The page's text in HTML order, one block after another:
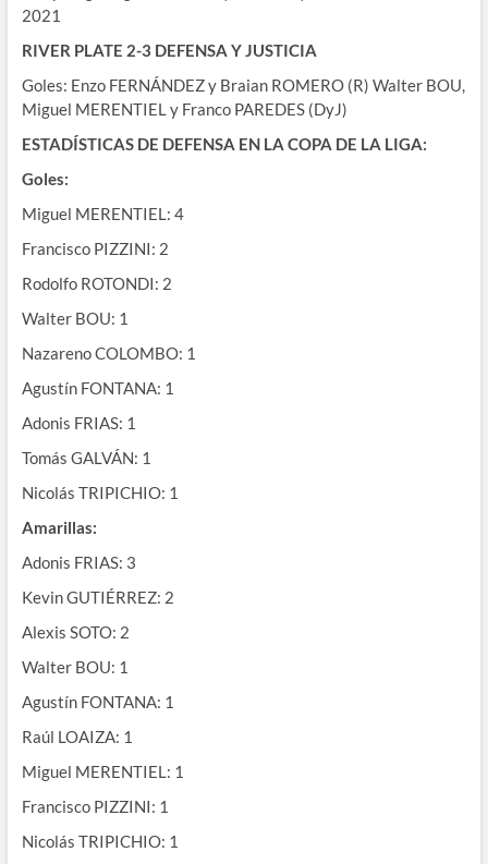
2021
RIVER PLATE 2-3 DEFENSA Y JUSTICIA
Goles: Enzo FERNÁNDEZ y Braian ROMERO (R) Walter BOU,
Miguel MERENTIEL y Franco PAREDES (DyJ)
ESTADÍSTICAS DE DEFENSA EN LA COPA DE LA LIGA:
Goles:
Miguel MERENTIEL: 4
Francisco PIZZINI: 2
Rodolfo ROTONDI: 2
Walter BOU: 1
Nazareno COLOMBO: 1
Agustín FONTANA: 1
Adonis FRIAS: 1
Tomás GALVÁN: 1
Nicolás TRIPICHIO: 1
Amarillas:
Adonis FRIAS: 3
Kevin GUTIÉRREZ: 2
Alexis SOTO: 2
Walter BOU: 1
Agustín FONTANA: 1
Raúl LOAIZA: 1
Miguel MERENTIEL: 1
Francisco PIZZINI: 1
Nicolás TRIPICHIO: 1